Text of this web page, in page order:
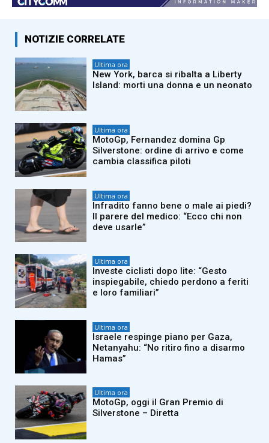
NOTIZIE CORRELATE
Ultima ora
New York, barca si ribalta a Liberty
Island: morti una donna e un neonato
Ultima ora
MotoGp, Fernandez domina Gp
Silverstone: ordine di arrivo e come
cambia classifica piloti
Ultima ora
Infradito fanno bene o male ai piedi?
Il parere del medico: “Ecco chi non
deve usarle”
Ultima ora
Investe ciclisti dopo lite: “Gesto
inspiegabile, chiedo perdono a feriti
e loro familiari”
Ultima ora
Israele respinge piano per Gaza,
Netanyahu: “No ritiro fino a disarmo
Hamas”
Ultima ora
MotoGp, oggi il Gran Premio di
Silverstone – Diretta